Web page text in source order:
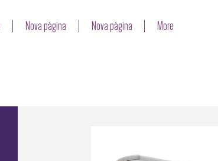
Nova página Nova página More